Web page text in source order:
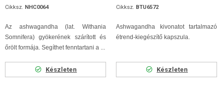
Cikksz. NHC0064
Az ashwagandha (lat. Withania
Somnifera) gyökerének szárított és
őrölt formája. Segíthet fenntartani a ...
Készleten
Cikksz. BTU6572
Ashwagandha kivonatot tartalmazó
étrend-kiegészítő kapszula.
Készleten